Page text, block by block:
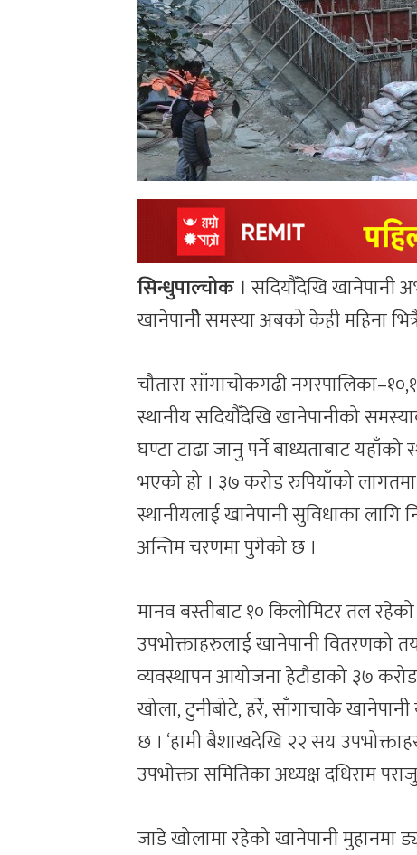
सिन्धुपाल्चोक । सदियौँदेखि खानेपानी
खानेपानीे समस्या अबको केही महिना
चौतारा साँगाचोकगढी
स्थानीय सदियौँदेखि खानेपानीको
घण्टा टाढा जानु पर्ने बाध्यताबाट
भएको हो । ३७ करोड रुपियाँको
स्थानीयलाई खानेपानी सुविधाका लागि
अन्तिम चरणमा पुगेको छ ।
मानव बस्तीबाट १० किलोमिटर तल
उपभोक्ताहरुलाई खानेपानी वितरणको
व्यवस्थापन आयोजना हेटौडाको ३७
खोला, टुनीबोटे, हर्रे, साँगाचाके
छ । ‘हामी बैशाखदेखि २२ सय
उपभोक्ता समितिका अध्यक्ष दधिराम
जाडे खोलामा रहेको खानेपानी मुहानमा